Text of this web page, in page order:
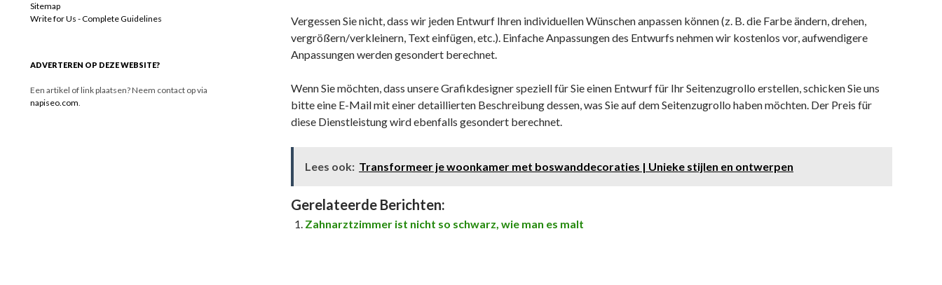
Vergessen Sie nicht, dass wir jeden Entwurf Ihren individuellen Wünschen anpassen können (z. B. die Farbe ändern, drehen,
vergrößern/verkleinern, Text einfügen, etc.). Einfache Anpassungen des Entwurfs nehmen wir kostenlos vor, aufwendigere
Anpassungen werden gesondert berechnet.
Wenn Sie möchten, dass unsere Grafikdesigner speziell für Sie einen Entwurf für Ihr Seitenzugrollo erstellen, schicken Sie uns
bitte eine E-Mail mit einer detaillierten Beschreibung dessen, was Sie auf dem Seitenzugrollo haben möchten. Der Preis für
diese Dienstleistung wird ebenfalls gesondert berechnet.
Lees ook: Transformeer je woonkamer met boswanddecoraties | Unieke stijlen en ontwerpen
Gerelateerde Berichten:
Zahnarztzimmer ist nicht so schwarz, wie man es malt
Sitemap
Write for Us - Complete Guidelines
ADVERTEREN OP DEZE WEBSITE?
Een artikel of link plaatsen? Neem contact op via
napiseo.com.